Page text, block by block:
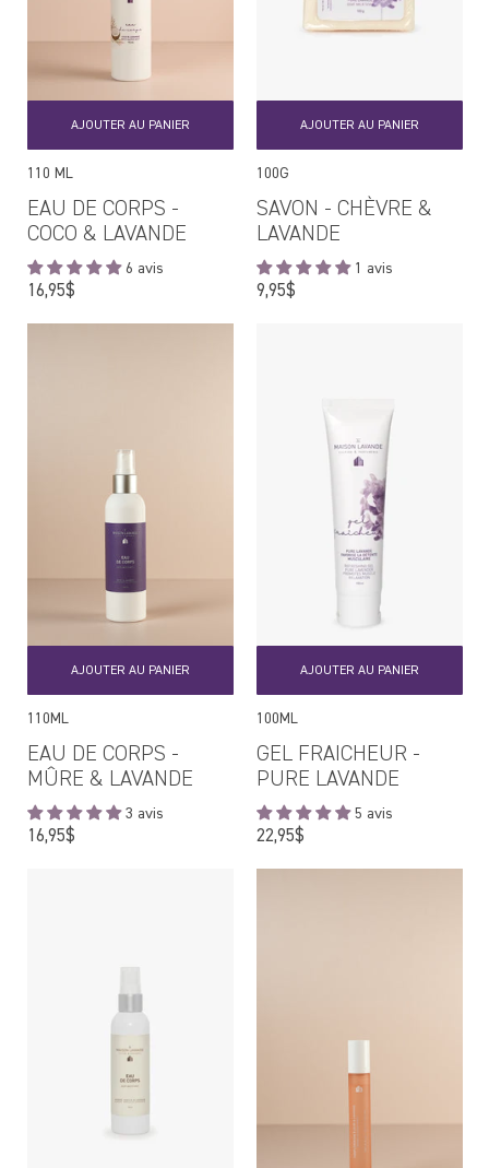
AJOUTER AU PANIER
110 ML
EAU DE CORPS -
COCO & LAVANDE
6 avis
16,95$Prix
AJOUTER AU PANIER
100G
SAVON - CHÈVRE &
LAVANDE
1 avis
9,95$Prix
AJOUTER AU PANIER
110ML
EAU DE CORPS -
MÛRE & LAVANDE
3 avis
16,95$Prix
AJOUTER AU PANIER
100ML
GEL FRAICHEUR -
PURE LAVANDE
5 avis
22,95$Prix